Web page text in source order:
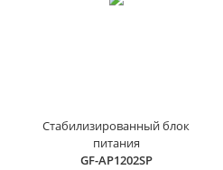
Стабилизированный блок
питания
GF-AP1202SP